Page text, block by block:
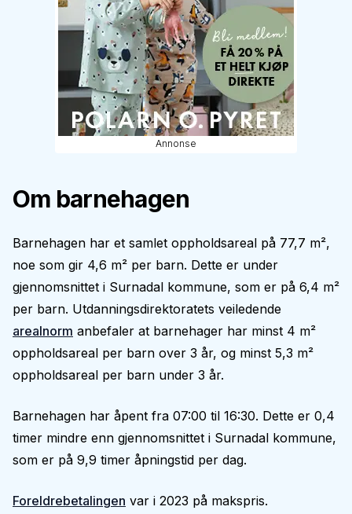
Annonse
Om barnehagen
Barnehagen har et samlet oppholdsareal på 77,7 m²,
noe som gir 4,6 m² per barn. Dette er under
gjennomsnittet i Surnadal kommune, som er på 6,4 m²
per barn. Utdanningsdirektoratets veiledende
arealnorm anbefaler at barnehager har minst 4 m²
oppholdsareal per barn over 3 år, og minst 5,3 m²
oppholdsareal per barn under 3 år.
Barnehagen har åpent fra 07:00 til 16:30. Dette er 0,4
timer mindre enn gjennomsnittet i Surnadal kommune,
som er på 9,9 timer åpningstid per dag.
Foreldrebetalingen var i 2023 på makspris.